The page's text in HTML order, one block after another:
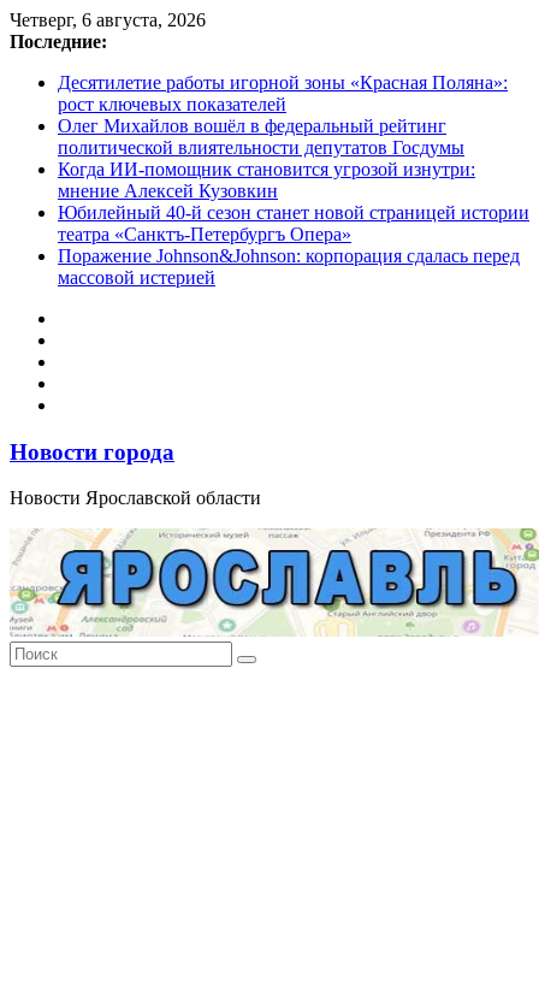
Перейти
к
Четверг, 6 августа, 2026
Последние:
Десятилетие работы игорной зоны «Красная Поляна»:
рост ключевых показателей
Олег Михайлов вошёл в федеральный рейтинг
политической влиятельности депутатов Госдумы
Когда ИИ-помощник становится угрозой изнутри:
мнение Алексей Кузовкин
Юбилейный 40-й сезон станет новой страницей истории
театра «Санктъ-Петербургъ Опера»
Поражение Johnson&Johnson: корпорация сдалась перед
массовой истерией
Новости города
Новости Ярославской области